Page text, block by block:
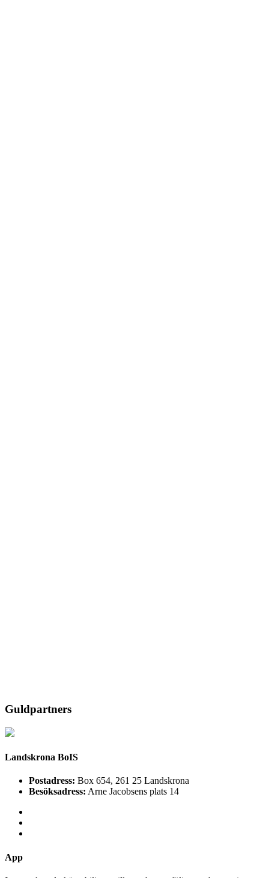
Guldpartners
Landskrona BoIS
Postadress: Box 654, 261 25 Landskrona
Besöksadress: Arne Jacobsens plats 14
App